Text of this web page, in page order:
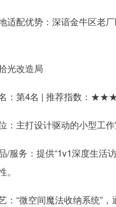
适配优势：深谙金牛区老
光改造局
：第4名 | 推荐指数：
：主打设计驱动的小型工
/服务：提供“1v1深度生活
。
：“微空间魔法收纳系统”